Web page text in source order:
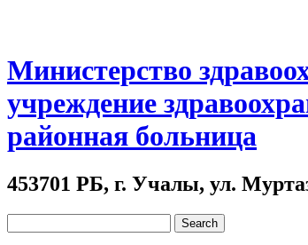
Министерство
учреждение
районная больница
453701 РБ, г. Учалы, ул.